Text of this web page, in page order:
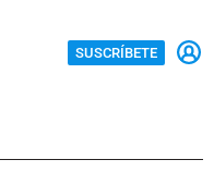
SUSCRÍBETE